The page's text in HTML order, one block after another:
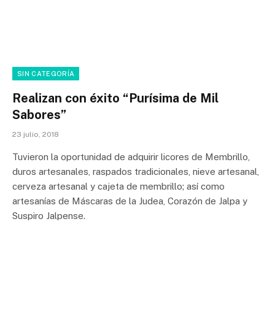
SIN CATEGORÍA
Realizan con éxito “Purísima de Mil
Sabores”
23 julio, 2018
Tuvieron la oportunidad de adquirir licores de Membrillo,
duros artesanales, raspados tradicionales, nieve artesanal,
cerveza artesanal y cajeta de membrillo; así como
artesanías de Máscaras de la Judea, Corazón de Jalpa y
Suspiro Jalpense.